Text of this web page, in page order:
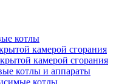
котлы
камерой сгорания
камерой сгорания
котлы и аппараты